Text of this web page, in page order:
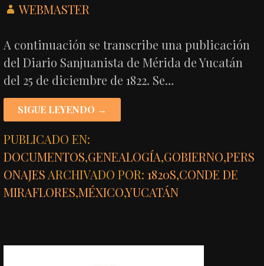
WEBMASTER
A continuación se transcribe una publicación
del Diario Sanjuanista de Mérida de Yucatán
del 25 de diciembre de 1822. Se…
SIGUE LEYENDO →
PUBLICADO EN:
DOCUMENTOS,GENEALOGÍA,GOBIERNO,PERS
ONAJES ARCHIVADO POR:1820S,CONDE DE
MIRAFLORES,MÉXICO,YUCATÁN